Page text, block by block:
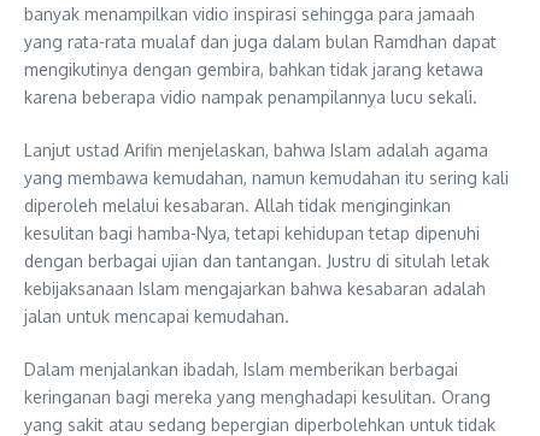
banyak menampilkan vidio inspirasi sehingga para jamaah
yang rata-rata mualaf dan juga dalam bulan Ramdhan dapat
mengikutinya dengan gembira, bahkan tidak jarang ketawa
karena beberapa vidio nampak penampilannya lucu sekali.
Lanjut ustad Arifin menjelaskan, bahwa Islam adalah agama
yang membawa kemudahan, namun kemudahan itu sering kali
diperoleh melalui kesabaran. Allah tidak menginginkan
kesulitan bagi hamba-Nya, tetapi kehidupan tetap dipenuhi
dengan berbagai ujian dan tantangan. Justru di situlah letak
kebijaksanaan Islam mengajarkan bahwa kesabaran adalah
jalan untuk mencapai kemudahan.
Dalam menjalankan ibadah, Islam memberikan berbagai
keringanan bagi mereka yang menghadapi kesulitan. Orang
yang sakit atau sedang bepergian diperbolehkan untuk tidak